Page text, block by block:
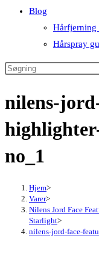
Blog
Hårfjerning
Hårspray
nilens-
no_1
Hjem>
Varer>
Nilens Jord Face
Starlight>
nilens-jord-face-